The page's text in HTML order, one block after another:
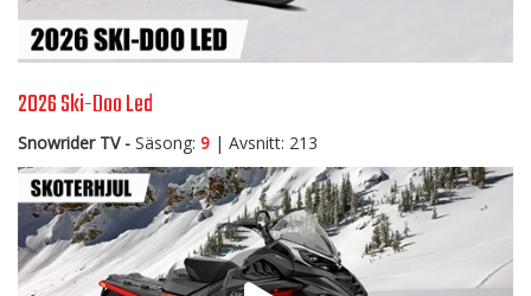
2026 Ski-Doo Led
Snowrider TV - Säsong: 9 | Avsnitt: 213